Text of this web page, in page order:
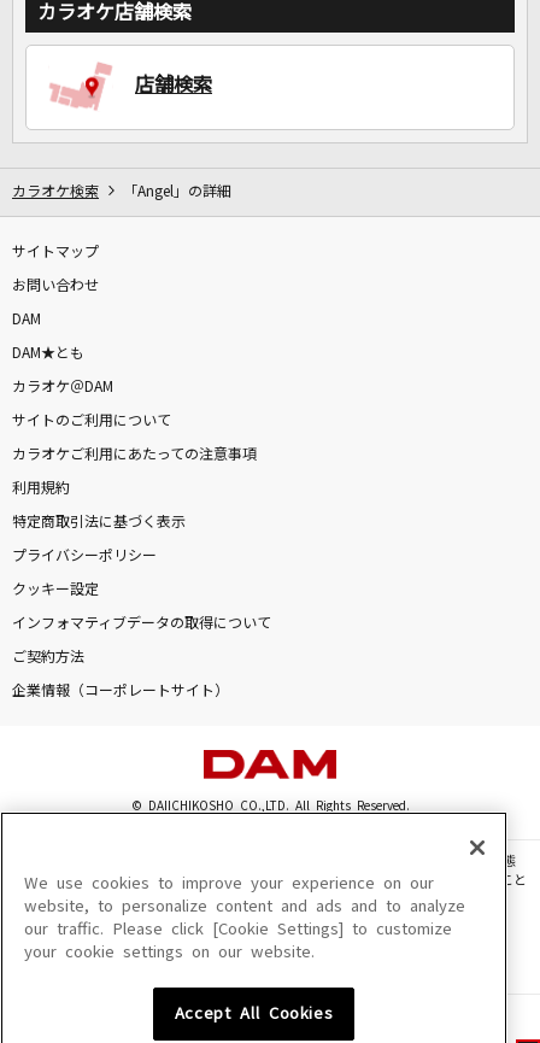
カラオケ店舗検索
店舗検索
カラオケ検索 「Angel」の詳細
サイトマップ
お問い合わせ
DAM
DAM★とも
カラオケ＠DAM
サイトのご利用について
カラオケご利用にあたっての注意事項
利用規約
特定商取引法に基づく表示
プライバシーポリシー
クッキー設定
インフォマティブデータの取得について
ご契約方法
企業情報（コーポレートサイト）
© DAIICHIKOSHO CO.,LTD. All Rights Reserved.
このサイトに掲載されている一切の文章・画像・写真・動画・音声等を、手段や形態
を問わず、著作権法の定める範囲を超えて無断で複製、転載、ファイル化などすること
を禁じます。
楽曲及びコンテンツは、機種によりご利用いただけない場合があります。
楽曲及びコンテンツの配信日、配信内容が変更になる場合があります。
We use cookies to improve your experience on our
website, to personalize content and ads and to analyze
our traffic. Please click [Cookie Settings] to customize
your cookie settings on our website.
Accept All Cookies